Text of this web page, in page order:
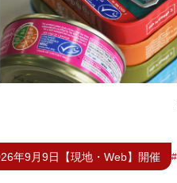
年9月9日【現地・Web】開催